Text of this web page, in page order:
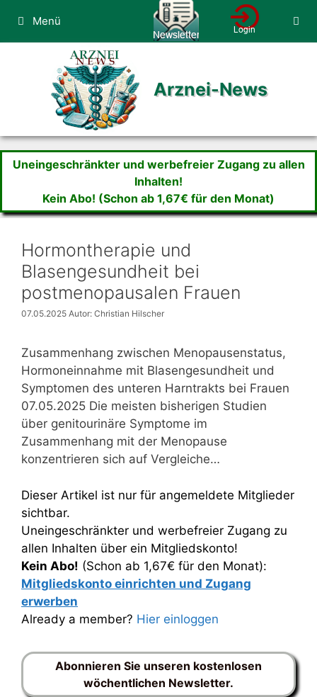
Inhalt
springen
Menü
Arznei-News
Uneingeschränkter und werbefreier Zugang zu allen
Inhalten!
Kein Abo! (Schon ab 1,67€ für den Monat)
Hormontherapie und
Blasengesundheit bei
postmenopausalen Frauen
07.05.2025 Autor: Christian Hilscher
Zusammenhang zwischen Menopausenstatus,
Hormoneinnahme mit Blasengesundheit und
Symptomen des unteren Harntrakts bei Frauen
07.05.2025 Die meisten bisherigen Studien
über genitourinäre Symptome im
Zusammenhang mit der Menopause
konzentrieren sich auf Vergleiche…
Dieser Artikel ist nur für angemeldete Mitglieder
sichtbar.
Uneingeschränkter und werbefreier Zugang zu
allen Inhalten über ein Mitgliedskonto!
Kein Abo! (Schon ab 1,67€ für den Monat):
Mitgliedskonto einrichten und Zugang
erwerben
Already a member? Hier einloggen
Abonnieren Sie unseren kostenlosen
wöchentlichen Newsletter.